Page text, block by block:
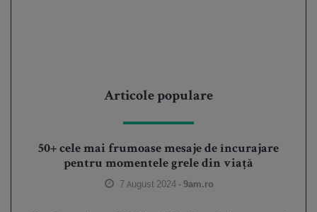
Articole populare
50+ cele mai frumoase mesaje de încurajare
pentru momentele grele din viață
7 August 2024 -9am.ro